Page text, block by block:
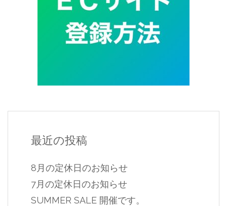
最近の投稿
8月の定休日のお知らせ
7月の定休日のお知らせ
SUMMER SALE 開催です。